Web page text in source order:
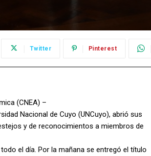
Twitter Pinterest
(CNEA) –
Nacional de Cuyo (UNCuyo), abrió sus
y de reconocimientos a miembros de
el día. Por la mañana se entregó el título